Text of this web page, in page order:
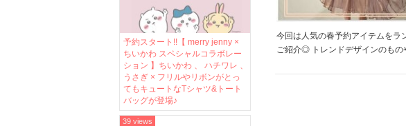
予約スタート!!【 merry jenny ×
ちいかわ スペシャルコラボレー
ション 】ちいかわ 、 ハチワレ 、
うさぎ × フリルやリボンがとっ
てもキュートなTシャツ&トート
バッグが登場♪
39 views
今回は人気の春予約アイテムをラ
ご紹介◎ トレンドデザインのもの
Brownなどからピックアップしま